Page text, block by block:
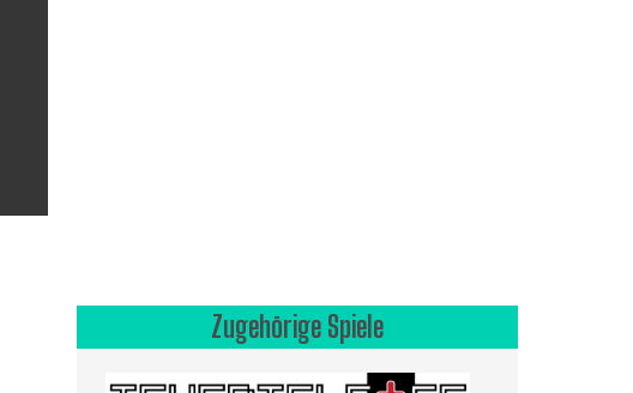
Zugehörige Spiele